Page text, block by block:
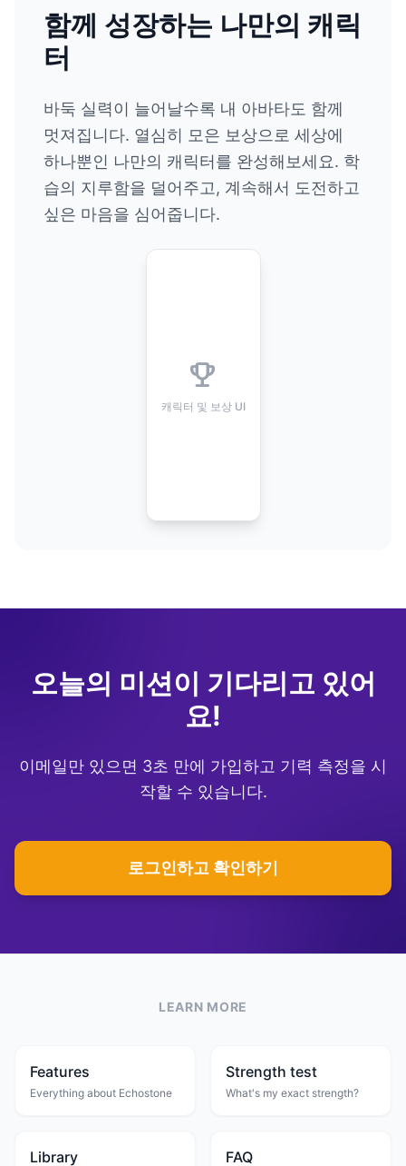
함께 성장하는 나만의 캐릭
터
바둑 실력이 늘어날수록 내 아바타도 함께
멋져집니다. 열심히 모은 보상으로 세상에
하나뿐인 나만의 캐릭터를 완성해보세요. 학
습의 지루함을 덜어주고, 계속해서 도전하고
싶은 마음을 심어줍니다.
emoji_events
캐릭터 및 보상 UI
오늘의 미션이 기다리고 있어
요!
이메일만 있으면 3초 만에 가입하고 기력 측정을 시
작할 수 있습니다.
로그인하고 확인하기
LEARN MORE
Features
Everything about Echostone
Strength test
What's my exact strength?
Library FAQ